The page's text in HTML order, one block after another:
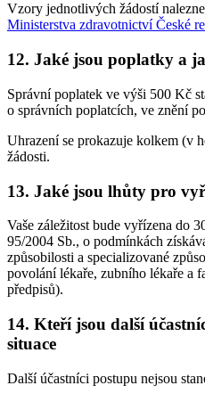
Vzory jednotlivých žádostí
Ministerstva zdravotnictví České
12. Jaké jsou poplatky a
Správní poplatek ve výši 500 Kč
o správních poplatcích, ve znění
Uhrazení se prokazuje kolkem (v
žádosti.
13. Jaké jsou lhůty pro
Vaše záležitost bude vyřízena do
95/2004 Sb., o podmínkách
způsobilosti a specializované
povolání lékaře, zubního lékaře a
předpisů).
14. Kteří jsou další
situace
Další účastníci postupu nejsou